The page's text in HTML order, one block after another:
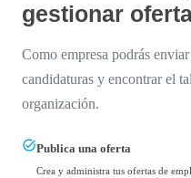
gestionar
Como empresa podrás
candidaturas y encontrar el
organización.
task_altPublica una oferta
Crea y administra tus ofertas de